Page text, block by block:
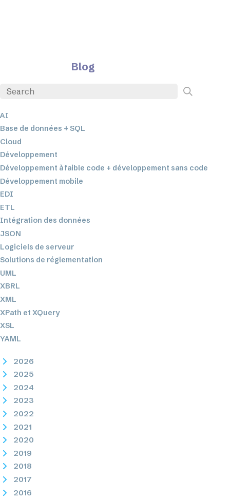
Blog
AI
Base de données + SQL
Cloud
Développement
Développement à faible code + développement sans code
Développement mobile
EDI
ETL
Intégration des données
JSON
Logiciels de serveur
Solutions de réglementation
UML
XBRL
XML
XPath et XQuery
XSL
YAML
2026
2025
2024
2023
2022
2021
2020
2019
2018
2017
2016